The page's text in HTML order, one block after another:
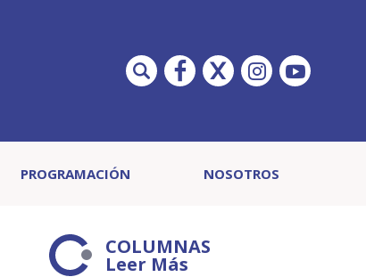
PROGRAMACIÓN NOSOTROS
COLUMNAS
Leer Más